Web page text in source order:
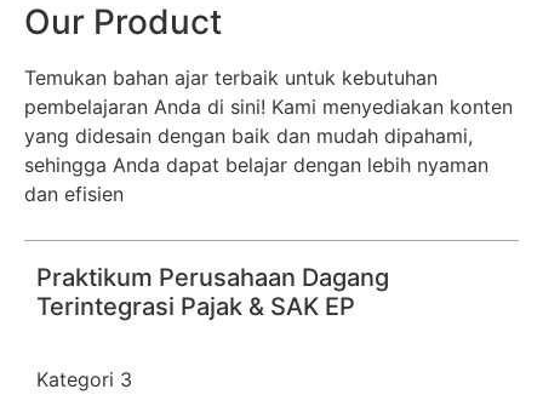
Our Product
Temukan bahan ajar terbaik untuk kebutuhan
pembelajaran Anda di sini! Kami menyediakan konten
yang didesain dengan baik dan mudah dipahami,
sehingga Anda dapat belajar dengan lebih nyaman
dan efisien
Praktikum Perusahaan Dagang
Terintegrasi Pajak & SAK EP
Kategori 3